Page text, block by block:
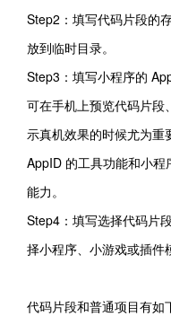
Step2：填写代码片段的
放到临时目录。
Step3：填写小程序的
可在手机上预览代码片段
示真机效果的时候尤为重
AppID 的工具功能和小
能力。
Step4：填写选择代码片
择小程序、小游戏或插件
代码片段和普通项目有如